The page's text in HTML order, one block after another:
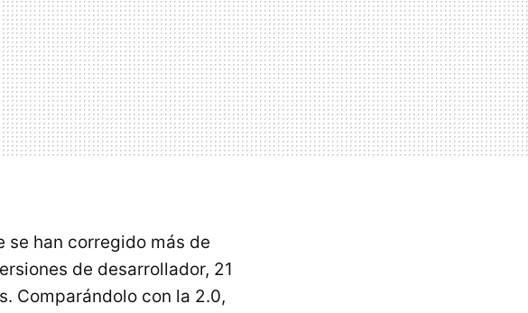
se han corregido más de
de desarrollador, 21
Comparándolo con la 2.0,